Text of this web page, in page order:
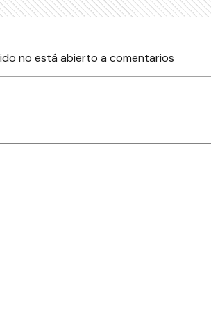
no está abierto a comentarios